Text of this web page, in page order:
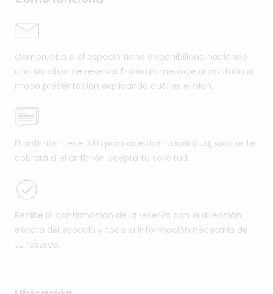
Comprueba si el espacio tiene disponibilidad haciendo
una solicitud de reserva. Envía un mensaje al anfitrión a
modo presentación explicando cuál es el plan.
El anfitrión tiene 24h para aceptar tu solicitud, solo se te
cobrará si el anfitrión acepta tu solicitud.
Recibe la confirmación de la reserva con la dirección
exacta del espacio y toda la información necesaria de
tu reserva.